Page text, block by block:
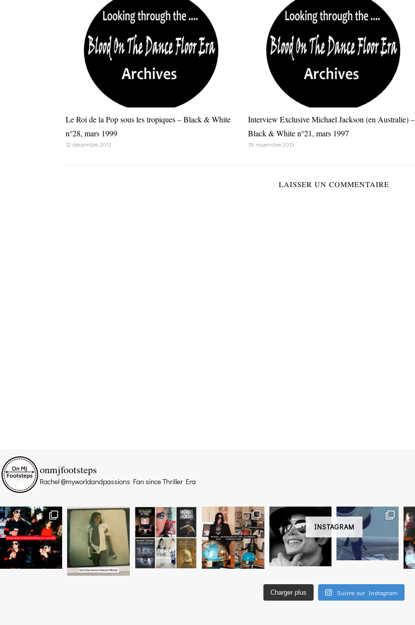
Le Roi de la Pop sous les tropiques – Black & White
n°28, mars 1999
12 décembre 2013
Interview Exclusive Michael Jackson (en Australie) –
Black & White n°21, mars 1997
19 novembre 2013
LAISSER UN COMMENTAIRE
INSTAGRAM
onmjfootsteps
Rachel @myworldandpassions Fan since Thriller Era
Charger plus Suivre sur Instagram